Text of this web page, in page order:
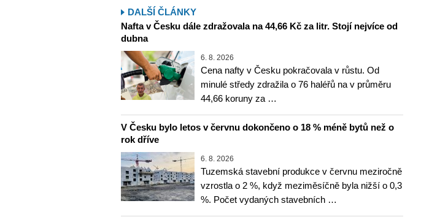
DALŠÍ ČLÁNKY
Nafta v Česku dále zdražovala na 44,66 Kč za litr. Stojí nejvíce od
dubna
6. 8. 2026
Cena nafty v Česku pokračovala v růstu. Od
minulé středy zdražila o 76 haléřů na v průměru
44,66 koruny za …
V Česku bylo letos v červnu dokončeno o 18 % méně bytů než o
rok dříve
6. 8. 2026
Tuzemská stavební produkce v červnu meziročně
vzrostla o 2 %, když meziměsíčně byla nižší o 0,3
%. Počet vydaných stavebních …